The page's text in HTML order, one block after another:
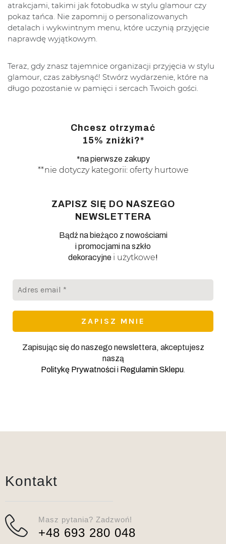
atrakcjami, takimi jak fotobudka w stylu glamour czy
pokaz tańca. Nie zapomnij o personalizowanych
detalach i wykwintnym menu, które uczynią przyjęcie
naprawdę wyjątkowym.
Teraz, gdy znasz tajemnice organizacji przyjęcia w stylu
glamour, czas zabłysnąć! Stwórz wydarzenie, które na
długo pozostanie w pamięci i sercach Twoich gości.
Chcesz otrzymać
15% zniżki?*
*na pierwsze zakupy
**nie dotyczy kategorii: oferty hurtowe
ZAPISZ SIĘ DO NASZEGO
NEWSLETTERA
Bądź na bieżąco z nowościami
i promocjami na szkło
dekoracyjne i użytkowe!
Zapisując się do naszego newslettera, akceptujesz
naszą
Politykę Prywatnościi Regulamin Sklepu
Kontakt
Masz pytania? Zadzwoń!
+48 693 280 048